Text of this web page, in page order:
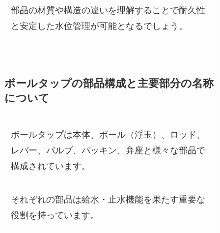
部品の材質や構造の違いを理解することで耐久性
と安定した水位管理が可能となるでしょう。
ボールタップの部品構成と主要部分の名称
について
ボールタップは本体、ボール（浮玉）、ロッド、
レバー、バルブ、パッキン、弁座と様々な部品で
構成されています。
それぞれの部品は給水・止水機能を果たす重要な
役割を持っています。